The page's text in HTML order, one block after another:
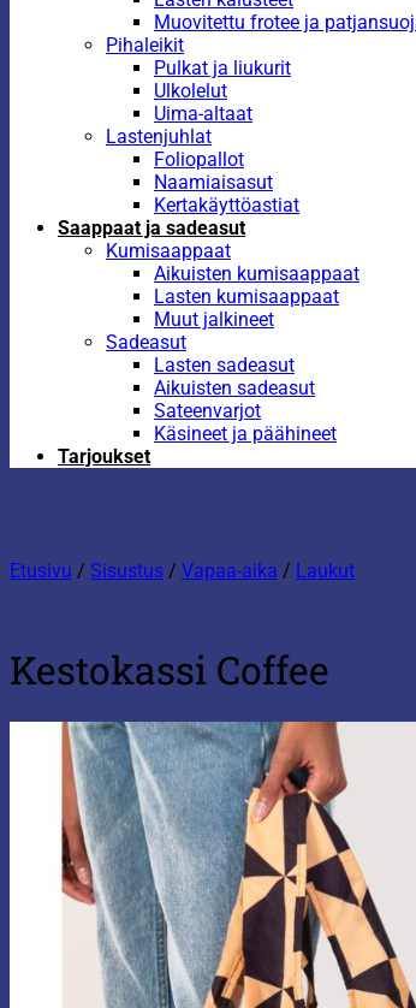
Muovitettu frotee ja
Pihaleikit
Pulkat ja liukurit
Ulkolelut
Uima-altaat
Lastenjuhlat
Foliopallot
Naamiaisasut
Kertakäyttöastiat
Saappaat ja sadeasut
Kumisaappaat
Aikuisten kumisaappaat
Lasten kumisaappaat
Muut jalkineet
Sadeasut
Lasten sadeasut
Aikuisten sadeasut
Sateenvarjot
Käsineet ja päähineet
Tarjoukset
Etusivu / Sisustus / Vapaa-aika / Laukut
Kestokassi Coffee